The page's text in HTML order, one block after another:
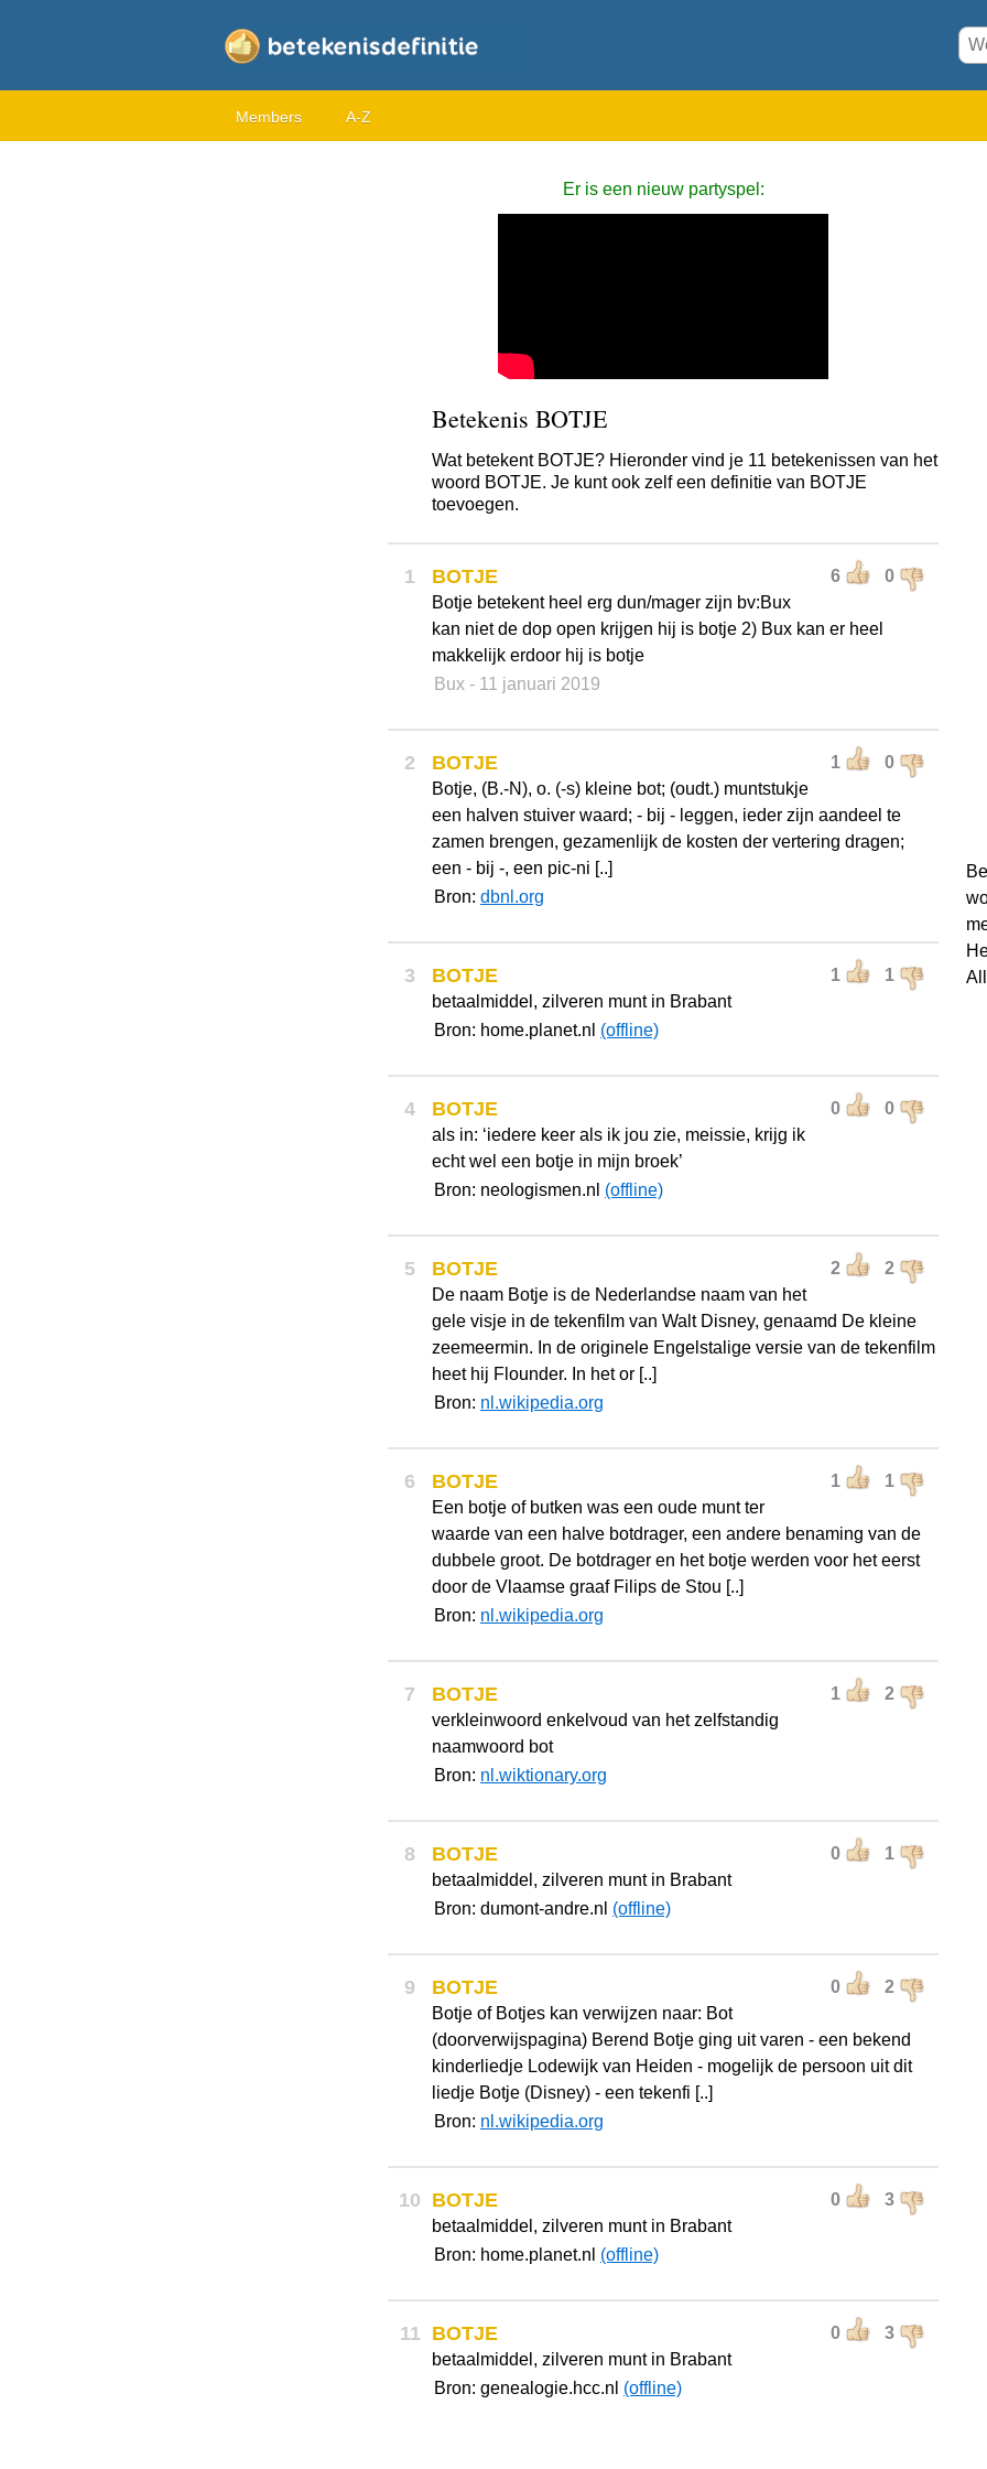
Members A-Z
Er is een nieuw partyspel:
Betekenis BOTJE
Wat betekent BOTJE? Hieronder vind je 11 betekenissen van het
woord BOTJE. Je kunt ook zelf een definitie van BOTJE
toevoegen.
1 6 0
BOTJE
Botje betekent heel erg dun/mager zijn bv:Bux
kan niet de dop open krijgen hij is botje 2) Bux kan er heel
makkelijk erdoor hij is botje
Bux - 11 januari 2019
2 1 0
BOTJE
Botje, (B.-N), o. (-s) kleine bot; (oudt.) muntstukje
een halven stuiver waard; - bij - leggen, ieder zijn aandeel te
zamen brengen, gezamenlijk de kosten der vertering dragen;
een - bij -, een pic-ni [..]
Bron: dbnl.org
3 1 1
BOTJE
betaalmiddel, zilveren munt in Brabant
Bron: home.planet.nl (offline)
4 0 0
BOTJE
als in: ‘iedere keer als ik jou zie, meissie, krijg ik
echt wel een botje in mijn broek’
Bron: neologismen.nl (offline)
5 2 2
BOTJE
De naam Botje is de Nederlandse naam van het
gele visje in de tekenfilm van Walt Disney, genaamd De kleine
zeemeermin. In de originele Engelstalige versie van de tekenfilm
heet hij Flounder. In het or [..]
Bron: nl.wikipedia.org
6 1 1
BOTJE
Een botje of butken was een oude munt ter
waarde van een halve botdrager, een andere benaming van de
dubbele groot. De botdrager en het botje werden voor het eerst
door de Vlaamse graaf Filips de Stou [..]
Bron: nl.wikipedia.org
7 1 2
BOTJE
verkleinwoord enkelvoud van het zelfstandig
naamwoord bot
Bron: nl.wiktionary.org
8 0 1
BOTJE
betaalmiddel, zilveren munt in Brabant
Bron: dumont-andre.nl (offline)
9 0 2
BOTJE
Botje of Botjes kan verwijzen naar: Bot
(doorverwijspagina) Berend Botje ging uit varen - een bekend
kinderliedje Lodewijk van Heiden - mogelijk de persoon uit dit
liedje Botje (Disney) - een tekenfi [..]
Bron: nl.wikipedia.org
10 0 3
BOTJE
betaalmiddel, zilveren munt in Brabant
Bron: home.planet.nl (offline)
11 0 3
BOTJE
betaalmiddel, zilveren munt in Brabant
Bron: genealogie.hcc.nl (offline)